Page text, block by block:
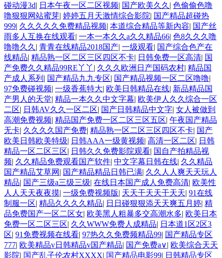
碰动漫3d| 日本午夜一区二区视频| 国产欧美久久 | 色偷偷色噜
噜狠狠网站蜜芽| 婷婷五月天激情综合影院| 国产精品超碰热
999| 久久久久久免费精品视频| 本道综合精品等新內容| 国产丝
雨多人互换在线观看| 一本一本久久a久久精品66| 色8久久久噜
噜噜久久 | 青青在线精品2018国产| 一级观看| 国产综合色产在
线精品| 精品熟一区二区三区四区不卡| 日韩免费一区高清| 国
产免费久久精品99RE丫丫 | 久久久欧洲日产国码农村| 精品国
产成人系列 | 国产精品九九专区| 国产精品视频一区二区噜噜|
97免费碰视频| 一级香蕉特大| 欧美日韩精品在线| 新品精品国
产男人的天堂| 精品一本久久中文字幕| 欧美伊人久久综合一区
二区| 日韩AV久久一区二区| 国产日韩精品中文字| 女人被做到
高潮免费视频| 精品国产免费一区二区三区五区| 午夜国产精品
无卡| 久久久久国产免费| 精品熟一区二区三区四区不卡| 国产
欧美日韩欧美特级| 日韩AAA一级黄视频| 高清一区二区| 日韩
精品一区二区三区| 日韩久久免费影院观看| 国自产拍精品视
频| 久久精品免费观看国产软件| 中文字幕日韩在线| 久久精品
国产精品艾草网 | 国产精品精品日韩已满| 久久人人爽天天玩人
精品| 国产三级a三级三级| 在线日本国产成人免费高清| 欧美性
人人天天夜夜摸| 一级免费视频版| 天天干天天干天天| 91在线
制服一区| 精品久久久久精品| 日日碰狠狠添天天爽五月婷| 精
品免费国产一区二区女| 欧美黑人粗暴多交高潮水多| 欧美日本
免费一区二区三区| 久久WWW免费人成精品| 日本道1区2区3
区| 91免费视频在线看| 97热久久免费频精品99| 国产精品专区
777| 欧美精品v日韩精品v国产精品| 国产免费a∨| 欧美综合天天
影院| 国产乱子伦农村XXXX| 国产精品电影99| 日韩精品专区